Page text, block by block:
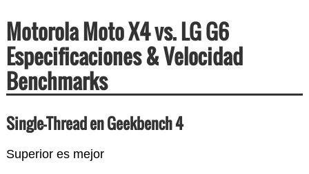
Motorola Moto X4 vs. LG G6
Especificaciones & Velocidad
Benchmarks
Single-Thread en Geekbench 4
Superior es mejor